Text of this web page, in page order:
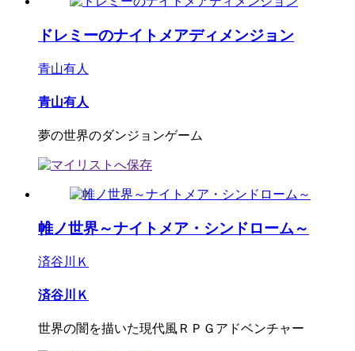
ドレミーのナイトメアディメンジョン
青山有人
青山有人
夢の世界のダンジョンゲーム
帷ノ世界～ナイトメア・シンドローム～
済谷川Ｋ
済谷川Ｋ
世界の闇を描いた現代風ＲＰＧアドベンチャー